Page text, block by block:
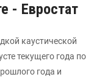
- Евростат
каустической
текущего года по
года и